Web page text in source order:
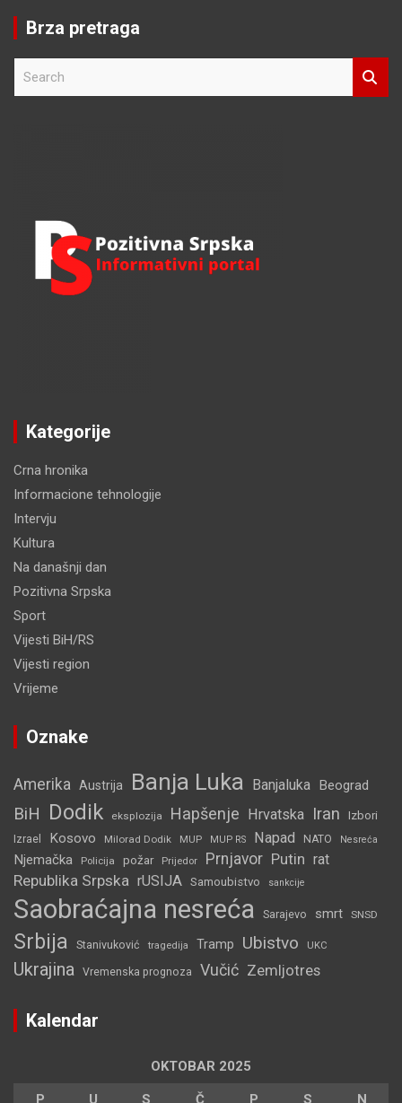
Brza pretraga
Kategorije
Crna hronika
Informacione tehnologije
Intervju
Kultura
Na današnji dan
Pozitivna Srpska
Sport
Vijesti BiH/RS
Vijesti region
Vrijeme
Oznake
Amerika Austrija Banja Luka Banjaluka Beograd
BiH Dodik eksplozija Hapšenje Hrvatska Iran Izbori
Izrael Kosovo Milorad Dodik MUP MUP RS Napad NATO Nesreća
Njemačka Policija požar Prijedor Prnjavor Putin rat
Republika Srpska rUSIJA Samoubistvo sankcije
Saobraćajna nesreća Sarajevo smrt SNSD
Srbija Stanivuković tragedija Tramp Ubistvo UKC
Ukrajina Vremenska prognoza Vučić Zemljotres
Kalendar
OKTOBAR 2025
P U S Č P S N